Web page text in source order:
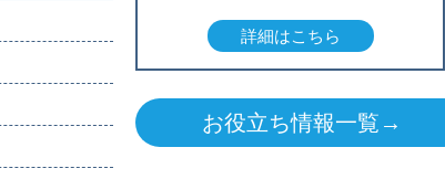
詳細はこちら
お役立ち情報一覧→